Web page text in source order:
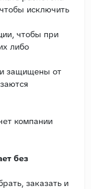
исключить
чтобы при
либо
защищены от
компании
без
заказать и